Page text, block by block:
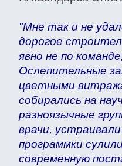
"Мне так и не
дорогое
явно не по
Ослепительные
цветными
собирались на
разноязычные
врачи,
программки
современную